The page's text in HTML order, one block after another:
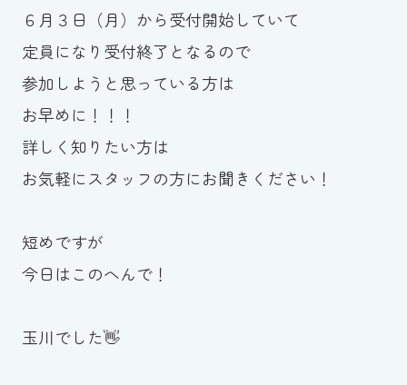
６月３日（月）から受付開始していて
定員になり受付終了となるので
参加しようと思っている方は
お早めに！！！
詳しく知りたい方は
お気軽にスタッフの方にお聞きください！
短めですが
今日はこのへんで！
玉川でした👋